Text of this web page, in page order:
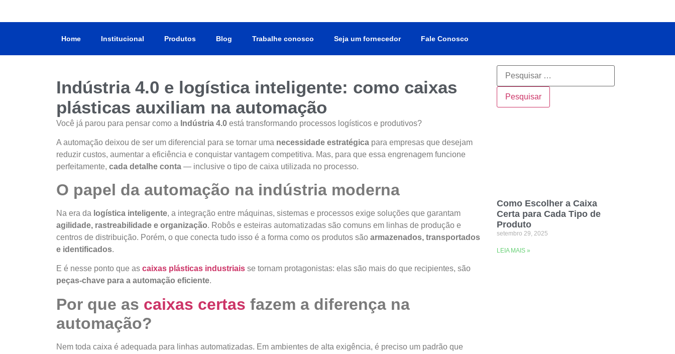
Home Institucional Produtos Blog Trabalhe conosco Seja um fornecedor Fale Conosco
Indústria 4.0 e logística inteligente: como caixas
plásticas auxiliam na automação
Você já parou para pensar como a Indústria 4.0 está transformando processos logísticos e produtivos?
A automação deixou de ser um diferencial para se tornar uma necessidade estratégica para empresas que desejam
reduzir custos, aumentar a eficiência e conquistar vantagem competitiva. Mas, para que essa engrenagem funcione
perfeitamente, cada detalhe conta — inclusive o tipo de caixa utilizada no processo.
O papel da automação na indústria moderna
Na era da logística inteligente, a integração entre máquinas, sistemas e processos exige soluções que garantam
agilidade, rastreabilidade e organização. Robôs e esteiras automatizadas são comuns em linhas de produção e
centros de distribuição. Porém, o que conecta tudo isso é a forma como os produtos são armazenados, transportados
e identificados.
E é nesse ponto que as caixas plásticas industriais se tornam protagonistas: elas são mais do que recipientes, são
peças-chave para a automação eficiente.
Por que as caixas certas fazem a diferença na
automação?
Nem toda caixa é adequada para linhas automatizadas. Em ambientes de alta exigência, é preciso um padrão que
Como Escolher a Caixa
Certa para Cada Tipo de
Produto
setembro 29, 2025
LEIA MAIS »